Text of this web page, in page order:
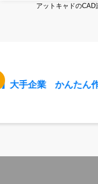
アットキャドのCAD
大手企業 かんたん